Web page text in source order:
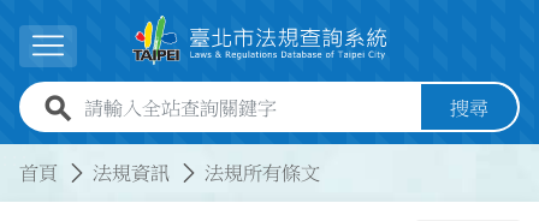
展開選單
全站查詢關鍵字欄位 搜尋
首頁 法規資訊 法規所有條文